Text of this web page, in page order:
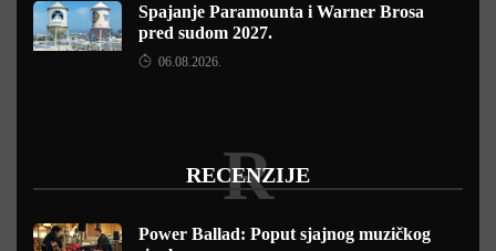
Spajanje Paramounta i Warner Brosa
pred sudom 2027.
06.08.2026.
RECENZIJE
R
Power Ballad: Poput sjajnog muzičkog